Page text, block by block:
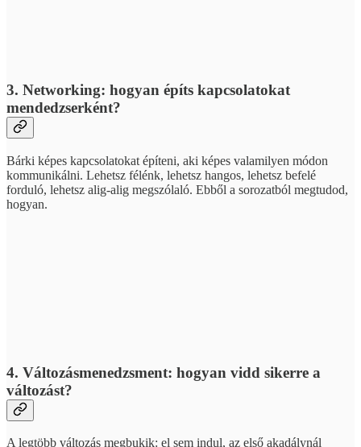
3. Networking: hogyan építs kapcsolatokat
mendedzserként?
Bárki képes kapcsolatokat építeni, aki képes valamilyen módon
kommunikálni. Lehetsz félénk, lehetsz hangos, lehetsz befelé
forduló, lehetsz alig-alig megszólaló. Ebből a sorozatból megtudod,
hogyan.
4. Változásmenedzsment: hogyan vidd sikerre a
változást?
A legtöbb változás megbukik: el sem indul, az első akadálynál